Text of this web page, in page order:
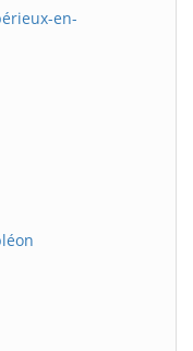
en-